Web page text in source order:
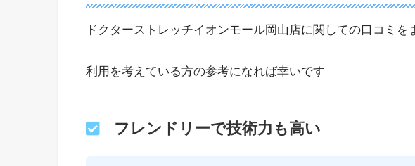
ドクターストレッチイオンモール岡山店に関しての口コミを
利用を考えている方の参考になれば幸いです
フレンドリーで技術力も高い